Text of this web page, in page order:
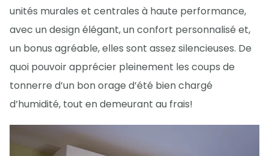
unités murales et centrales à haute performance,
avec un design élégant, un confort personnalisé et,
un bonus agréable, elles sont assez silencieuses. De
quoi pouvoir apprécier pleinement les coups de
tonnerre d’un bon orage d’été bien chargé
d’humidité, tout en demeurant au frais!